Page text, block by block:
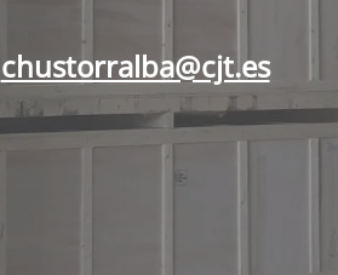
chustorralba@cjt.es